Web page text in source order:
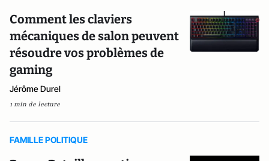
Comment les claviers
mécaniques de salon peuvent
résoudre vos problèmes de
gaming
Jérôme Durel
1 min de lecture
FAMILLE POLITIQUE